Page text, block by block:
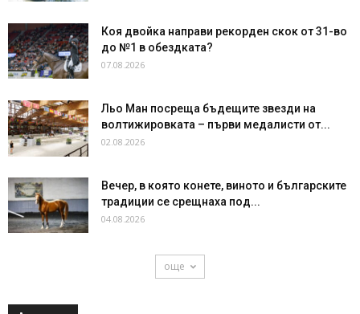
Коя двойка направи рекорден скок от 31-во
до №1 в обездката?
07.08.2026
Льо Ман посреща бъдещите звезди на
волтижировката – първи медалисти от...
02.08.2026
Вечер, в която конете, виното и българските
традиции се срещнаха под...
04.08.2026
още